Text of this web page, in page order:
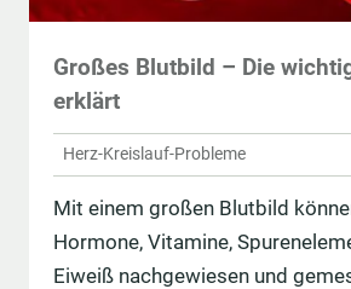
Großes Blutbild – Die
erklärt
Herz-Kreislauf-Probleme
Mit einem großen Blutbild
Hormone, Vitamine,
Eiweiß nachgewiesen und